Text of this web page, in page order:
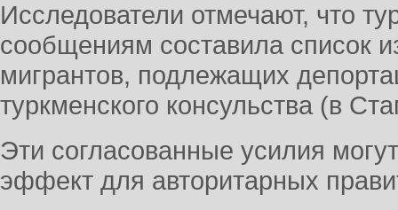
Исследователи отмечают, что
сообщениям составила список
мигрантов, подлежащих
туркменского консульства (в
Эти согласованные усилия
эффект для авторитарных